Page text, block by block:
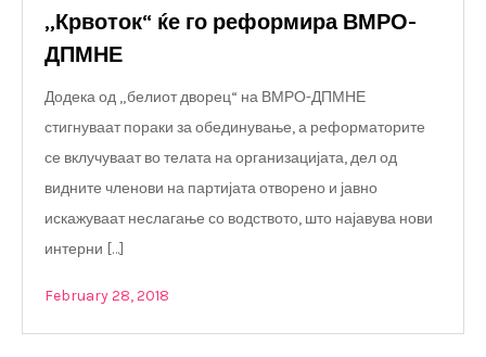
„Крвоток“ ќе го реформира ВМРО-
ДПМНЕ
Додека од „белиот дворец“ на ВМРО-ДПМНЕ
стигнуваат пораки за обединување, а реформаторите
се вклучуваат во телата на организацијата, дел од
видните членови на партијата отворено и јавно
искажуваат неслагање со водството, што најавува нови
интерни […]
February 28, 2018